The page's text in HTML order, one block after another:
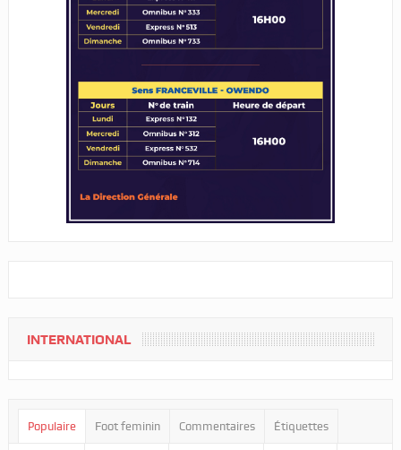
INTERNATIONAL
Populaire Foot feminin Commentaires Étiquettes